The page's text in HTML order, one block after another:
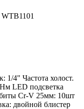
1/4" Частота холост.
LED подсветка
Cr-V 25мм: 10шт
двойной блистер